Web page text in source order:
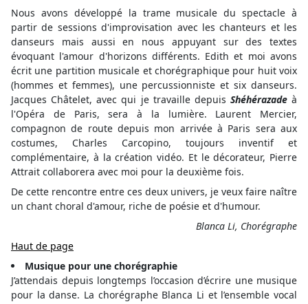
Nous avons développé la trame musicale du spectacle à
partir de sessions d'improvisation avec les chanteurs et les
danseurs mais aussi en nous appuyant sur des textes
évoquant l'amour d'horizons différents. Edith et moi avons
écrit une partition musicale et chorégraphique pour huit voix
(hommes et femmes), une percussionniste et six danseurs.
Jacques Châtelet, avec qui je travaille depuis Shéhérazadeà
l'Opéra de Paris, sera à la lumière. Laurent Mercier,
compagnon de route depuis mon arrivée à Paris sera aux
costumes, Charles Carcopino, toujours inventif et
complémentaire, à la création vidéo. Et le décorateur, Pierre
Attrait collaborera avec moi pour la deuxième fois.
De cette rencontre entre ces deux univers, je veux faire naître
un chant choral d'amour, riche de poésie et d'humour.
Blanca Li, Chorégraphe
Haut de page
Musique pour une chorégraphie
J’attendais depuis longtemps l’occasion d’écrire une musique
pour la danse. La chorégraphe Blanca Li et l’ensemble vocal